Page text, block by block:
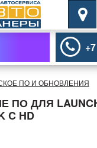
ПО И ОБНОВЛЕНИЯ
ДЛЯ LAUNCH
C HD